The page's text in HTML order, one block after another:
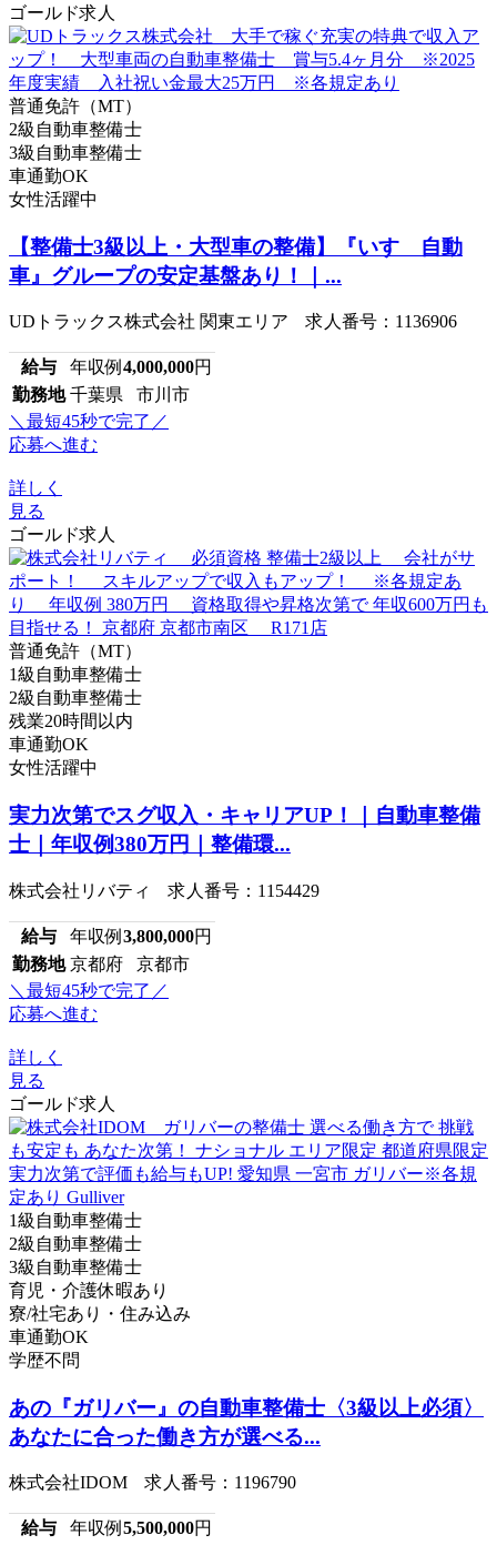
ゴールド求人
普通免許（MT）
2級自動車整備士
3級自動車整備士
車通勤OK
女性活躍中
【整備士3級以上・大型車の整備】『いすゞ自動
車』グループの安定基盤あり！｜...
UDトラックス株式会社 関東エリア 求人番号：1136906
給与 年収例 4,000,000円
勤務地 千葉県 市川市
＼最短45秒で完了／
応募へ進む
詳しく
見る
ゴールド求人
普通免許（MT）
1級自動車整備士
2級自動車整備士
残業20時間以内
車通勤OK
女性活躍中
実力次第でスグ収入・キャリアUP！｜自動車整備
士｜年収例380万円｜整備環...
株式会社リバティ 求人番号：1154429
給与 年収例 3,800,000円
勤務地 京都府 京都市
＼最短45秒で完了／
応募へ進む
詳しく
見る
ゴールド求人
1級自動車整備士
2級自動車整備士
3級自動車整備士
育児・介護休暇あり
寮/社宅あり・住み込み
車通勤OK
学歴不問
あの『ガリバー』の自動車整備士〈3級以上必須〉
あなたに合った働き方が選べる...
株式会社IDOM 求人番号：1196790
給与 年収例 5,500,000円